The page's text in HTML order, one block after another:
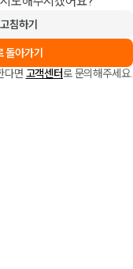
침하기
돌아가기
다면 고객센터로 문의해주세요.